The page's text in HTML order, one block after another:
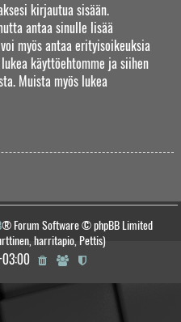
kirjautua sisään.
antaa sinulle lisää
myös antaa erityisoikeuksia
käyttöehtomme ja siihen
Muista myös lukea
® Forum Software © phpBB Limited
harritapio, Pettis)